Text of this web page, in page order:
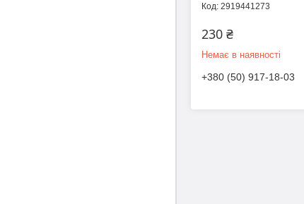
2919441273
230 ₴
Немає в наявності
+380 (50) 917-18-03